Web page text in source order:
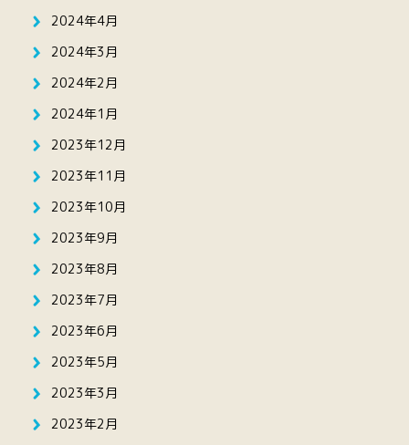
2024年4月
2024年3月
2024年2月
2024年1月
2023年12月
2023年11月
2023年10月
2023年9月
2023年8月
2023年7月
2023年6月
2023年5月
2023年3月
2023年2月